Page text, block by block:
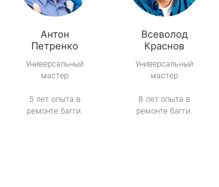
Антон
Петренко
Универсальный
мастер
5 лет опыта в
ремонте багги.
Всеволод
Краснов
Универсальный
мастер
8 лет опыта в
ремонте багги.